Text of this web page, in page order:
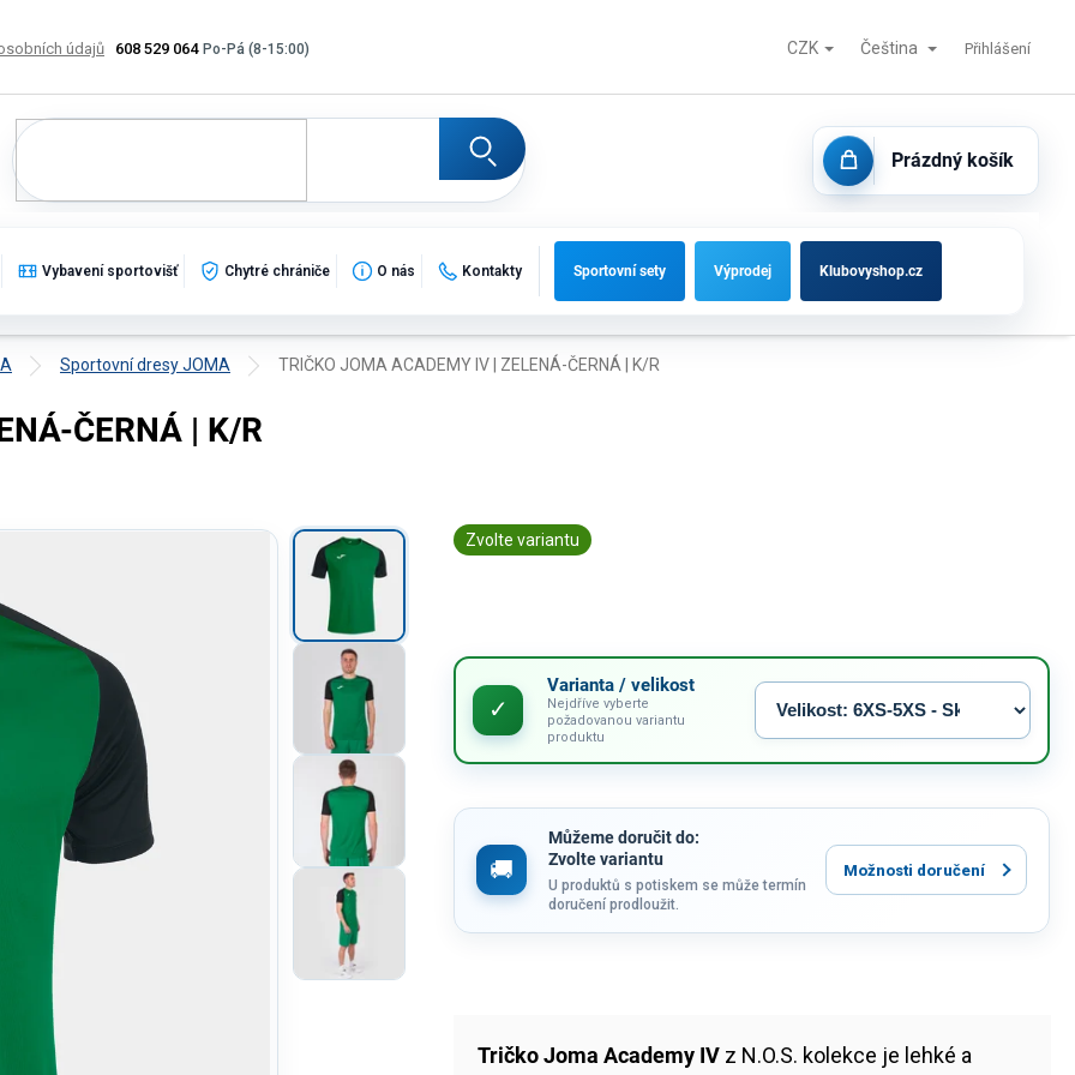
608 529 064
údajů Výměna, vrácení a reklamace zboží Fotbalové branky, střídačky a vybavení hřišť Kontakty
CZK Čeština Přihlášení
NÁKUPNÍ
KOŠÍK
Prázdný košík
Vybavení sportovišť Chytré chrániče O nás Kontakty Sportovní sety Výprodej Klubovyshop.cz
Sportovní dresy JOMA TRIČKO JOMA ACADEMY IV | ZELENÁ-ČERNÁ | K/R
ČERNÁ | K/R
Zvolte variantu
Varianta / velikost
Nejdříve vyberte
požadovanou variantu
produktu
Můžeme doručit do:
Zvolte variantu
U produktů s potiskem se může termín
doručení prodloužit.
Možnosti doručení
Tričko Joma Academy IV z N.O.S. kolekce je lehké a